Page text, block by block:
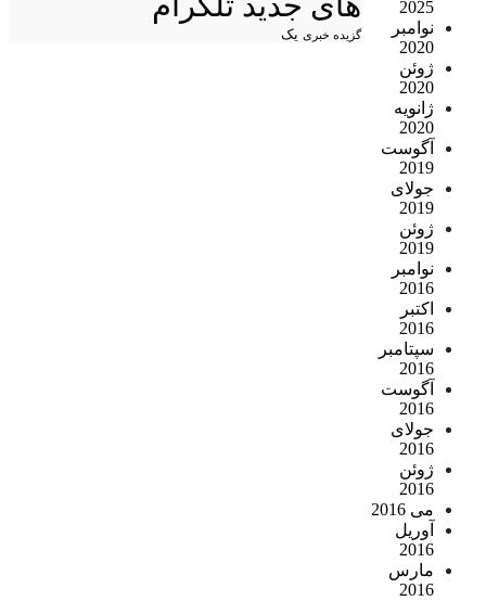
2025
نوامبر
2020
ژوئن
2020
ژانویه
2020
آگوست
2019
جولای
2019
ژوئن
2019
نوامبر
2016
اکتبر
2016
سپتامبر
2016
آگوست
2016
جولای
2016
ژوئن
2016
می 2016
آوریل
2016
مارس
2016
گزیده خبری یک